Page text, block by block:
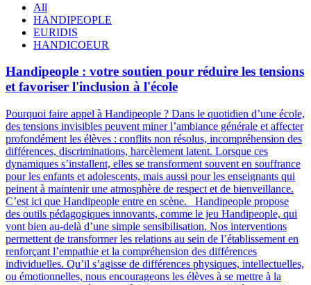
All
HANDIPEOPLE
EURIDIS
HANDICOEUR
Handipeople : votre soutien pour réduire les tensions
et favoriser l'inclusion à l'école
Pourquoi faire appel à Handipeople ? Dans le quotidien d’une école,
des tensions invisibles peuvent miner l’ambiance générale et affecter
profondément les élèves : conflits non résolus, incompréhension des
différences, discriminations, harcèlement latent. Lorsque ces
dynamiques s’installent, elles se transforment souvent en souffrance
pour les enfants et adolescents, mais aussi pour les enseignants qui
peinent à maintenir une atmosphère de respect et de bienveillance.
C’est ici que Handipeople entre en scène. Handipeople propose
des outils pédagogiques innovants, comme le jeu Handipeople, qui
vont bien au-delà d’une simple sensibilisation. Nos interventions
permettent de transformer les relations au sein de l’établissement en
renforçant l’empathie et la compréhension des différences
individuelles. Qu’il s’agisse de différences physiques, intellectuelles,
ou émotionnelles, nous encourageons les élèves à se mettre à la